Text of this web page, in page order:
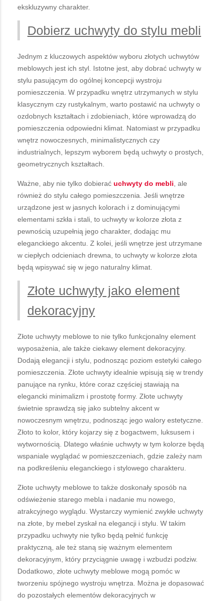
ekskluzywny charakter.
Dobierz uchwyty do stylu mebli
Jednym z kluczowych aspektów wyboru złotych uchwytów
meblowych jest ich styl. Istotne jest, aby dobrać uchwyty w
stylu pasującym do ogólnej koncepcji wystroju
pomieszczenia. W przypadku wnętrz utrzymanych w stylu
klasycznym czy rustykalnym, warto postawić na uchwyty o
ozdobnych kształtach i zdobieniach, które wprowadzą do
pomieszczenia odpowiedni klimat. Natomiast w przypadku
wnętrz nowoczesnych, minimalistycznych czy
industrialnych, lepszym wyborem będą uchwyty o prostych,
geometrycznych kształtach.
Ważne, aby nie tylko dobierać uchwyty do mebli, ale
również do stylu całego pomieszczenia. Jeśli wnętrze
urządzone jest w jasnych kolorach i z dominującymi
elementami szkła i stali, to uchwyty w kolorze złota z
pewnością uzupełnią jego charakter, dodając mu
eleganckiego akcentu. Z kolei, jeśli wnętrze jest utrzymane
w ciepłych odcieniach drewna, to uchwyty w kolorze złota
będą wpisywać się w jego naturalny klimat.
Złote uchwyty jako element
dekoracyjny
Złote uchwyty meblowe to nie tylko funkcjonalny element
wyposażenia, ale także ciekawy element dekoracyjny.
Dodają elegancji i stylu, podnosząc poziom estetyki całego
pomieszczenia. Złote uchwyty idealnie wpisują się w trendy
panujące na rynku, które coraz częściej stawiają na
elegancki minimalizm i prostotę formy. Złote uchwyty
świetnie sprawdzą się jako subtelny akcent w
nowoczesnym wnętrzu, podnosząc jego walory estetyczne.
Złoto to kolor, który kojarzy się z bogactwem, luksusem i
wytwornością. Dlatego właśnie uchwyty w tym kolorze będą
wspaniale wyglądać w pomieszczeniach, gdzie zależy nam
na podkreśleniu eleganckiego i stylowego charakteru.
Złote uchwyty meblowe to także doskonały sposób na
odświeżenie starego mebla i nadanie mu nowego,
atrakcyjnego wyglądu. Wystarczy wymienić zwykłe uchwyty
na złote, by mebel zyskał na elegancji i stylu. W takim
przypadku uchwyty nie tylko będą pełnić funkcję
praktyczną, ale też staną się ważnym elementem
dekoracyjnym, który przyciągnie uwagę i wzbudzi podziw.
Dodatkowo, złote uchwyty meblowe mogą pomóc w
tworzeniu spójnego wystroju wnętrza. Można je dopasować
do pozostałych elementów dekoracyjnych w